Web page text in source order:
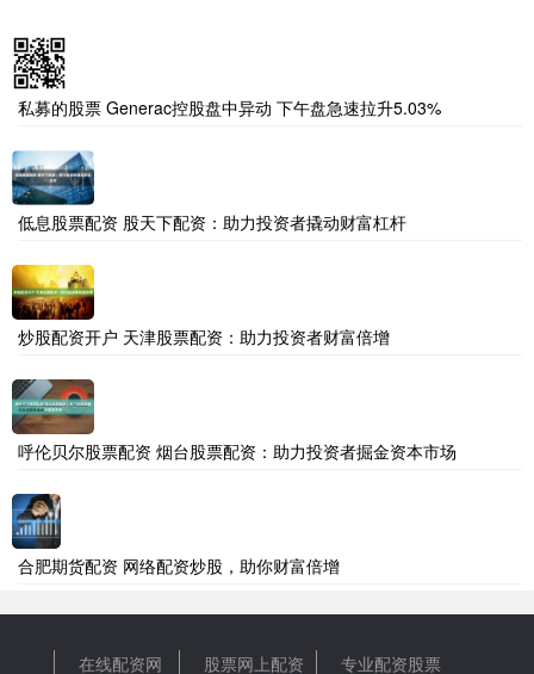
私募的股票 Generac控股盘中异动 下午盘急速拉升5.03%
低息股票配资 股天下配资：助力投资者撬动财富杠杆
炒股配资开户 天津股票配资：助力投资者财富倍增
呼伦贝尔股票配资 烟台股票配资：助力投资者掘金资本市场
合肥期货配资 网络配资炒股，助你财富倍增
在线配资网 股票网上配资 专业配资股票